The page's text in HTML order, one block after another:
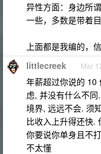
异性方面：身边所
一些，多数是带着
上面都是我编的，
littlecreek Mar
年薪超过你说的 10
虑, 并没有什么不
境界, 远远不会. 须
比收入上升得还快.
你要说你单身且不
不太懂